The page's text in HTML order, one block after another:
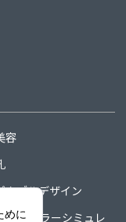
容
タブルデザイン
カラーシミュレ